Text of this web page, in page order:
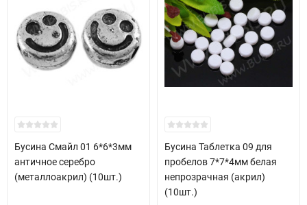
Бусина Смайл 01 6*6*3мм
античное серебро
(металлоакрил) (10шт.)
Бусина Таблетка 09 для
пробелов 7*7*4мм белая
непрозрачная (акрил)
(10шт.)